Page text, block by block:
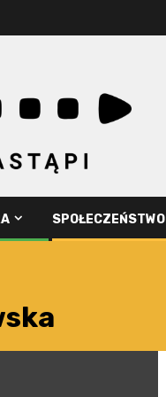
SPOŁECZEŃSTWO